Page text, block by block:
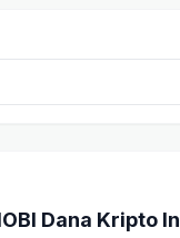
Dana Kripto